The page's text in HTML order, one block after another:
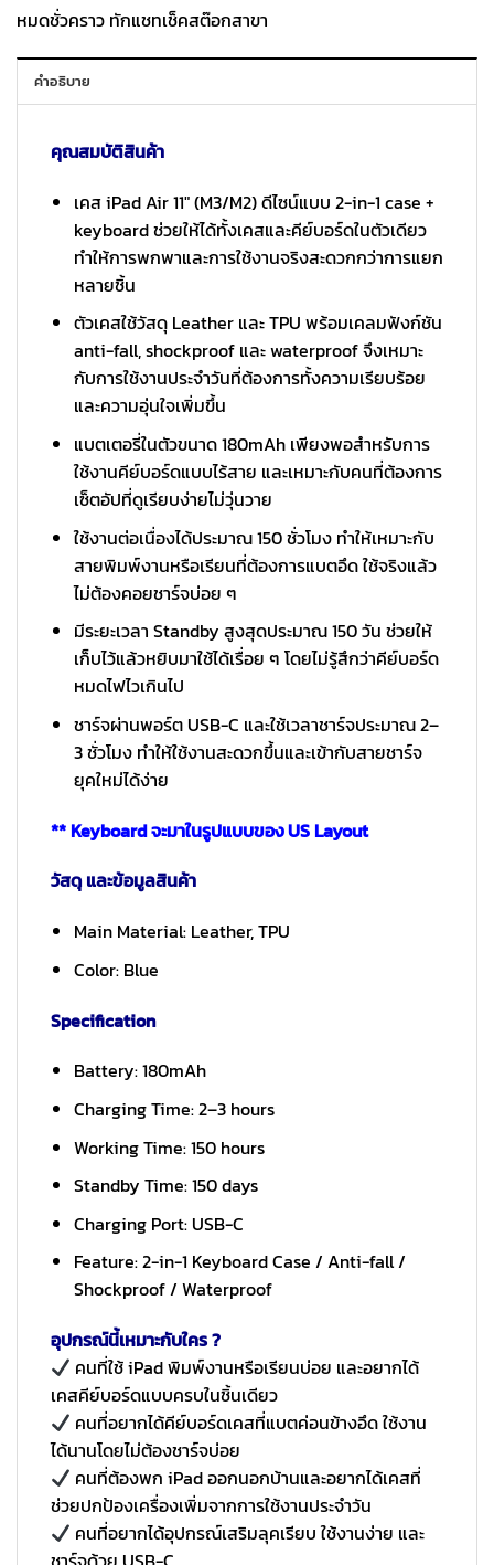
หมดชั่วคราว ทักแชทเช็คสต๊อกสาขา
คำอธิบาย
คุณสมบัติสินค้า
เคส iPad Air 11″ (M3/M2) ดีไซน์แบบ 2-in-1 case +
keyboard ช่วยให้ได้ทั้งเคสและคีย์บอร์ดในตัวเดียว
ทำให้การพกพาและการใช้งานจริงสะดวกกว่าการแยก
หลายชิ้น
ตัวเคสใช้วัสดุ Leather และ TPU พร้อมเคลมฟังก์ชัน
anti-fall, shockproof และ waterproof จึงเหมาะ
กับการใช้งานประจำวันที่ต้องการทั้งความเรียบร้อย
และความอุ่นใจเพิ่มขึ้น
แบตเตอรี่ในตัวขนาด 180mAh เพียงพอสำหรับการ
ใช้งานคีย์บอร์ดแบบไร้สาย และเหมาะกับคนที่ต้องการ
เซ็ตอัปที่ดูเรียบง่ายไม่วุ่นวาย
ใช้งานต่อเนื่องได้ประมาณ 150 ชั่วโมง ทำให้เหมาะกับ
สายพิมพ์งานหรือเรียนที่ต้องการแบตอึด ใช้จริงแล้ว
ไม่ต้องคอยชาร์จบ่อย ๆ
มีระยะเวลา Standby สูงสุดประมาณ 150 วัน ช่วยให้
เก็บไว้แล้วหยิบมาใช้ได้เรื่อย ๆ โดยไม่รู้สึกว่าคีย์บอร์ด
หมดไฟไวเกินไป
ชาร์จผ่านพอร์ต USB-C และใช้เวลาชาร์จประมาณ 2–
3 ชั่วโมง ทำให้ใช้งานสะดวกขึ้นและเข้ากับสายชาร์จ
ยุคใหม่ได้ง่าย
** Keyboard จะมาในรูปแบบของ US Layout
วัสดุ และข้อมูลสินค้า
Main Material: Leather, TPU
Color: Blue
Specification
Battery: 180mAh
Charging Time: 2–3 hours
Working Time: 150 hours
Standby Time: 150 days
Charging Port: USB-C
Feature: 2-in-1 Keyboard Case / Anti-fall /
Shockproof / Waterproof
อุปกรณ์นี้เหมาะกับใคร ?
คนที่ใช้ iPad พิมพ์งานหรือเรียนบ่อย และอยากได้
เคสคีย์บอร์ดแบบครบในชิ้นเดียว
คนที่อยากได้คีย์บอร์ดเคสที่แบตค่อนข้างอึด ใช้งาน
ได้นานโดยไม่ต้องชาร์จบ่อย
คนที่ต้องพก iPad ออกนอกบ้านและอยากได้เคสที่
ช่วยปกป้องเครื่องเพิ่มจากการใช้งานประจำวัน
คนที่อยากได้อุปกรณ์เสริมลุคเรียบ ใช้งานง่าย และ